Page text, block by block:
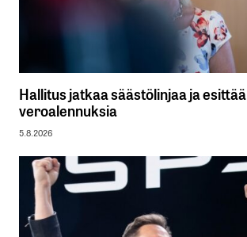
Hallitus jatkaa säästölinjaa ja esittää
veroalennuksia
5.8.2026